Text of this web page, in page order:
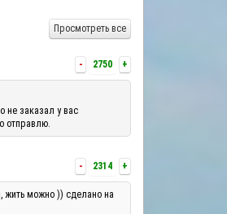
Просмотреть все
- 2750 +
не заказал у вас
отправлю.
- 2314 +
жить можно )) сделано на